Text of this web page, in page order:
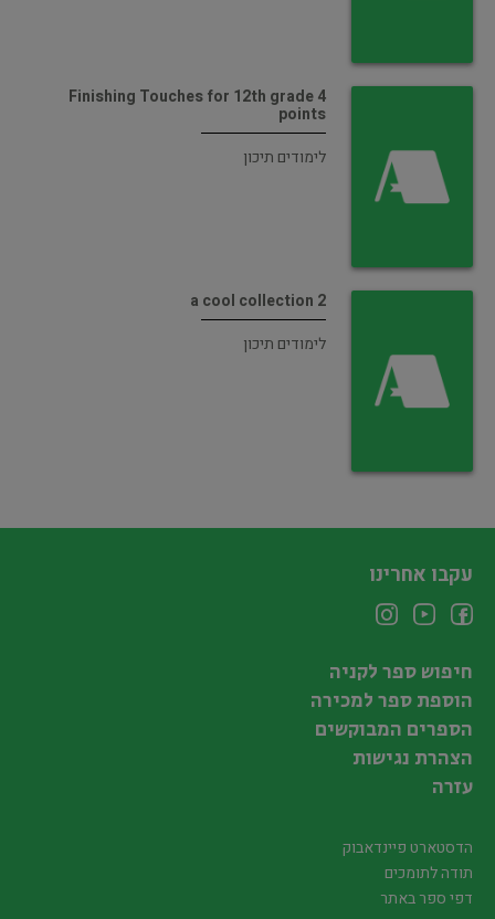
Finishing Touches for 12th grade 4
points
לימודים תיכון
a cool collection 2
לימודים תיכון
עקבו אחרינו
חיפוש ספר לקניה
הוספת ספר למכירה
הספרים המבוקשים
הצהרת נגישות
עזרה
הדסטארט פיינדאבוק
תודה לתומכים
דפי ספר באתר